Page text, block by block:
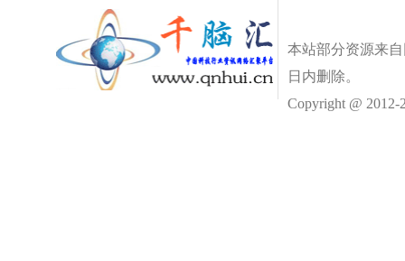
本站部分资源来
日内删除。
Copyright @ 2012-